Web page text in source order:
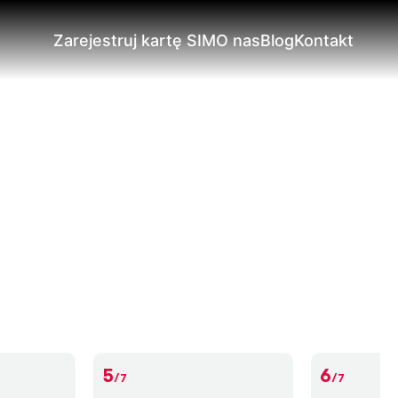
Zarejestruj kartę SIMO nasBlogKontakt
5/7 6/7